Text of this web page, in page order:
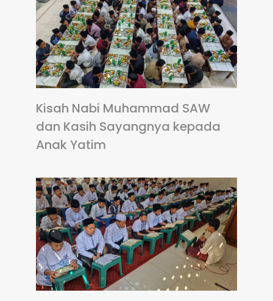
Kisah Nabi Muhammad SAW
dan Kasih Sayangnya kepada
Anak Yatim